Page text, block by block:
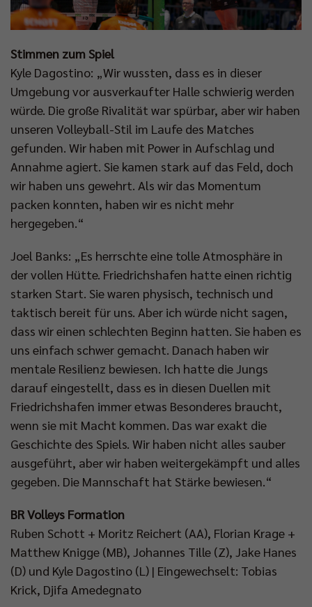
Stimmen zum Spiel
Kyle Dagostino: „Wir wussten, dass es in dieser
Umgebung vor ausverkaufter Halle schwierig werden
würde. Die große Rivalität war spürbar, aber wir haben
unseren Volleyball-Stil im Laufe des Matches
gefunden. Wir haben mit Power in Aufschlag und
Annahme agiert. Sie kamen stark auf das Feld, doch
wir haben uns gewehrt. Als wir das Momentum
packen konnten, haben wir es nicht mehr
hergegeben.“
Joel Banks: „Es herrschte eine tolle Atmosphäre in
der vollen Hütte. Friedrichshafen hatte einen richtig
starken Start. Sie waren physisch, technisch und
taktisch bereit für uns. Aber ich würde nicht sagen,
dass wir einen schlechten Beginn hatten. Sie haben es
uns einfach schwer gemacht. Danach haben wir
mentale Resilienz bewiesen. Ich hatte die Jungs
darauf eingestellt, dass es in diesen Duellen mit
Friedrichshafen immer etwas Besonderes braucht,
wenn sie mit Macht kommen. Das war exakt die
Geschichte des Spiels. Wir haben nicht alles sauber
ausgeführt, aber wir haben weitergekämpft und alles
gegeben. Die Mannschaft hat Stärke bewiesen.“
BR Volleys Formation
Ruben Schott + Moritz Reichert (AA), Florian Krage +
Matthew Knigge (MB), Johannes Tille (Z), Jake Hanes
(D) und Kyle Dagostino (L) | Eingewechselt: Tobias
Krick, Djifa Amedegnato